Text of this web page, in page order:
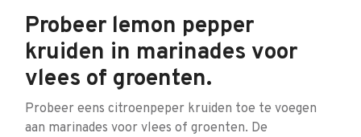
Probeer lemon pepper
kruiden in marinades voor
vlees of groenten.
Probeer eens citroenpeper kruiden toe te voegen
aan marinades voor vlees of groenten. De